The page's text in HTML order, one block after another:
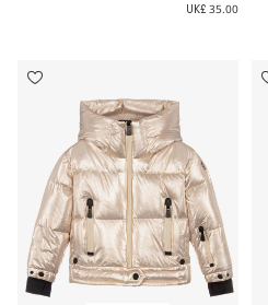
UK£ 35.00